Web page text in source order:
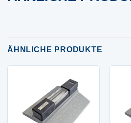
ÄHNLICHE PRODUKTE